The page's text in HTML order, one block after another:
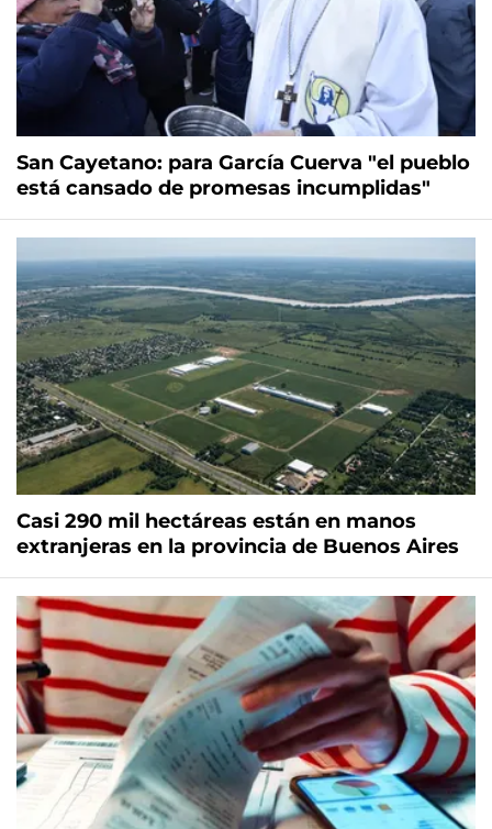
San Cayetano: para García Cuerva "el pueblo
está cansado de promesas incumplidas"
Casi 290 mil hectáreas están en manos
extranjeras en la provincia de Buenos Aires